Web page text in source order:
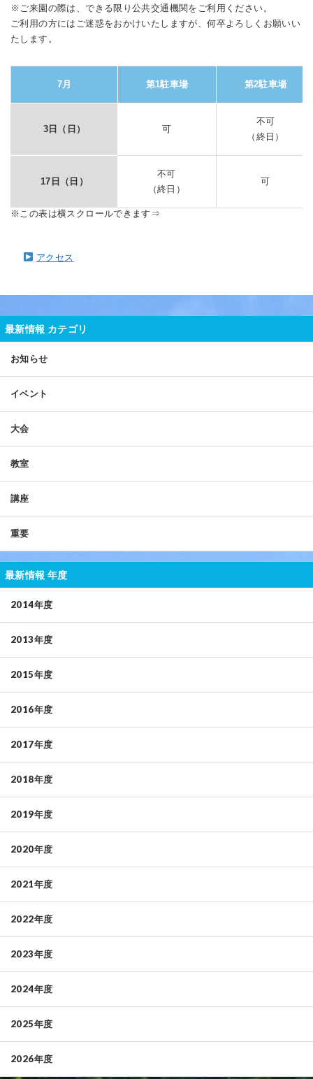
※ご来園の際は、できる限り公共交通機関をご利用ください。
ご利用の方にはご迷惑をおかけいたしますが、何卒よろしくお願いい
たします。
7月 第1駐車場 第2駐車場
3日（日 ） 可
不可
（終日）
17日（日）
不可
（終日）
可
アクセス
最新情報 カテゴリ
お知らせ
イベント
大会
教室
講座
重要
最新情報 年度
2014年度
2013年度
2015年度
2016年度
2017年度
2018年度
2019年度
2020年度
2021年度
2022年度
2023年度
2024年度
2025年度
2026年度